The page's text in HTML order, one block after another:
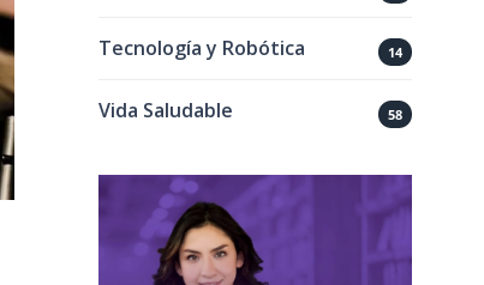
Tecnología y Robótica 14
Vida Saludable 58